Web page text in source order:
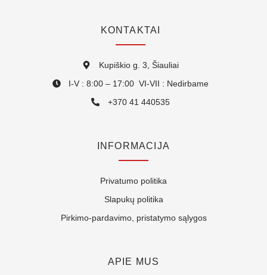
KONTAKTAI
Kupiškio g. 3, Šiauliai
I-V : 8:00 – 17:00 VI-VII : Nedirbame
+370 41 440535
INFORMACIJA
Privatumo politika
Slapukų politika
Pirkimo-pardavimo, pristatymo sąlygos
APIE MUS